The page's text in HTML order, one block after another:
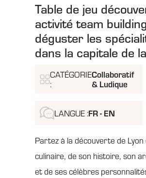
Table de jeu
activité team
déguster les
dans la capitale de
CATÉGORIE
:
Collaboratif
& Ludique
LANGUE :FR - EN
Partez à la découverte de
culinaire, de son histoire, son
et de ses célèbres